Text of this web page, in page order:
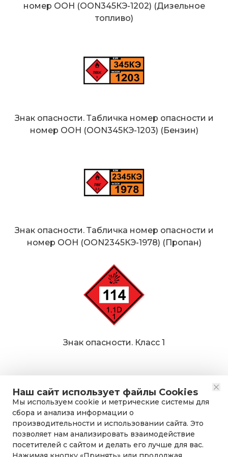
Наш сайт использует файлы Cookies
Мы используем cookie и метрические системы для
сбора и анализа информации о
производительности и использовании сайта. Это
позволяет нам анализировать взаимодействие
посетителей с сайтом и делать его лучше для вас.
номер ООН (OON345КЭ-1202) (Дизельное
топливо)
Знак опасности. Табличка номер опасности и
номер ООН (OON345КЭ-1203) (Бензин)
Знак опасности. Табличка номер опасности и
номер ООН (OON2345КЭ-1978) (Пропан)
Знак опасности. Класс 1